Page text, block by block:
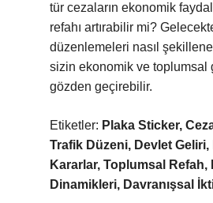
tür cezaların ekonomik
refahı artırabilir mi?
düzenlemeleri nasıl
sizin ekonomik ve toplumsal
gözden geçirebilir.
Etiketler: Plaka Sticker,
Trafik Düzeni, Devlet Geliri,
Kararlar, Toplumsal Refah,
Dinamikleri, Davranışsal